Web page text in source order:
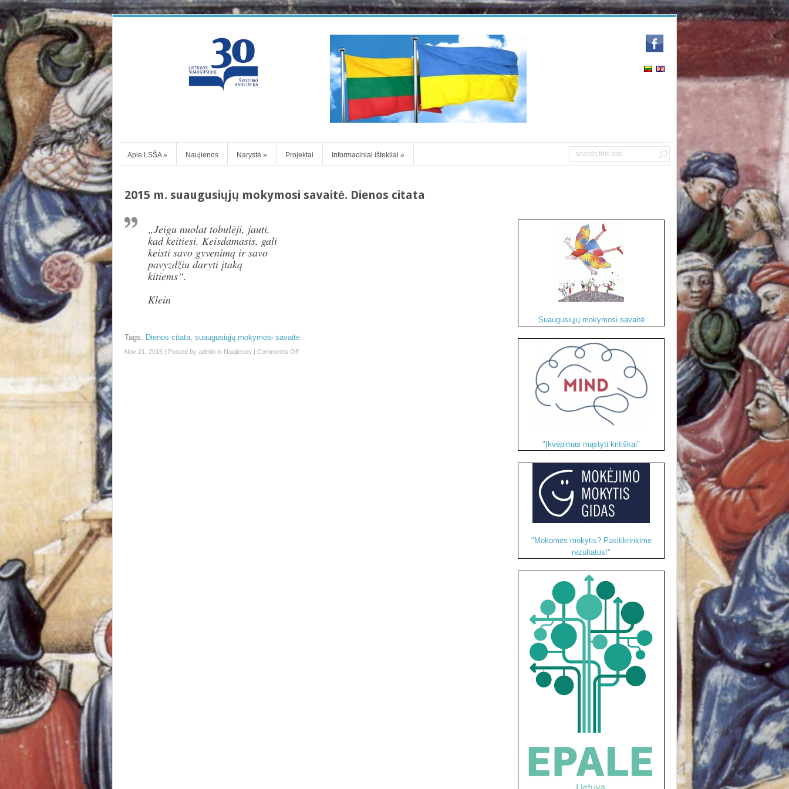
Apie LSŠA» Naujienos Narystė » Projektai Informaciniai ištekliai »
2015 m. suaugusiųjų mokymosi savaitė. Dienos citata
„Jeigu nuolat tobulėji, jauti,
kad keitiesi. Keisdamasis, gali
keisti savo gyvenimą ir savo
pavyzdžiu daryti įtaką
kitiems“.
Klein
Tags: Dienos citata suaugusiųjų mokymosi savaitė
Nov 21, 2015 | Posted by admin in Naujienos | Comments Off
Suaugusiųjų mokymosi savaitė
"Įkvėpimas mąstyti kritiškai"
"Mokomės mokytis? Pasitikrinkime
rezultatus!"